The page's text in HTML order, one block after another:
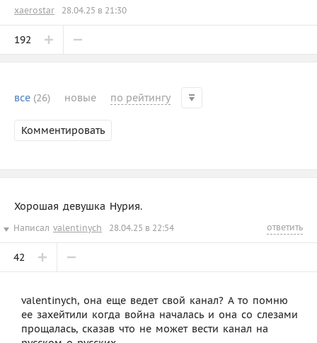
xaerostar 28.04.25 в 21:30
192
все (26) новые по рейтингу
Комментировать
Хорошая девушка Нурия.
Написал valentinych 28.04.25 в 22:54 ответить
42
valentinych, она еще ведет свой канал? А то помню
ее захейтили когда война началась и она со слезами
прощалась, сказав что не может вести канал на